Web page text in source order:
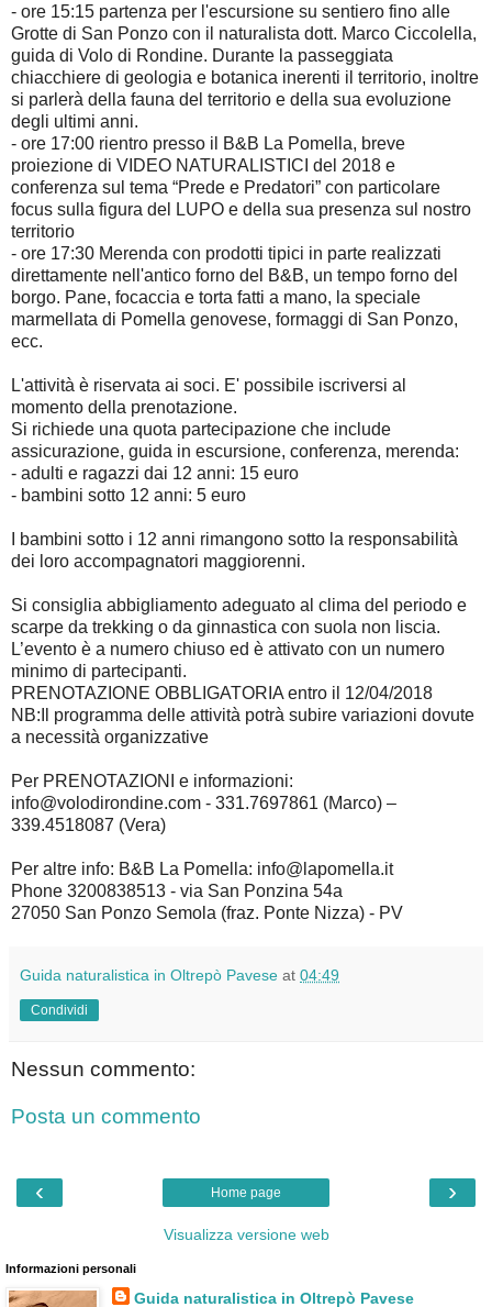
- ore 15:15 partenza per l'escursione su sentiero fino alle
Grotte di San Ponzo con il naturalista dott. Marco Ciccolella,
guida di Volo di Rondine. Durante la passeggiata
chiacchiere di geologia e botanica inerenti il territorio, inoltre
si parlerà della fauna del territorio e della sua evoluzione
degli ultimi anni.
- ore 17:00 rientro presso il B&B La Pomella, breve
proiezione di VIDEO NATURALISTICI del 2018 e
conferenza sul tema “Prede e Predatori” con particolare
focus sulla figura del LUPO e della sua presenza sul nostro
territorio
- ore 17:30 Merenda con prodotti tipici in parte realizzati
direttamente nell'antico forno del B&B, un tempo forno del
borgo. Pane, focaccia e torta fatti a mano, la speciale
marmellata di Pomella genovese, formaggi di San Ponzo,
ecc.
L'attività è riservata ai soci. E' possibile iscriversi al
momento della prenotazione.
Si richiede una quota partecipazione che include
assicurazione, guida in escursione, conferenza, merenda:
- adulti e ragazzi dai 12 anni: 15 euro
- bambini sotto 12 anni: 5 euro
I bambini sotto i 12 anni rimangono sotto la responsabilità
dei loro accompagnatori maggiorenni.
Si consiglia abbigliamento adeguato al clima del periodo e
scarpe da trekking o da ginnastica con suola non liscia.
L’evento è a numero chiuso ed è attivato con un numero
minimo di partecipanti.
PRENOTAZIONE OBBLIGATORIA entro il 12/04/2018
NB:Il programma delle attività potrà subire variazioni dovute
a necessità organizzative
Per PRENOTAZIONI e informazioni:
info@volodirondine.com - 331.7697861 (Marco) –
339.4518087 (Vera)
Per altre info: B&B La Pomella: info@lapomella.it
Phone 3200838513 - via San Ponzina 54a
27050 San Ponzo Semola (fraz. Ponte Nizza) - PV
Guida naturalistica in Oltrepò Pavese at 04:49
Condividi
Nessun commento:
Posta un commento
‹ ›
Home page
Visualizza versione web
Informazioni personali
Guida naturalistica in Oltrepò Pavese